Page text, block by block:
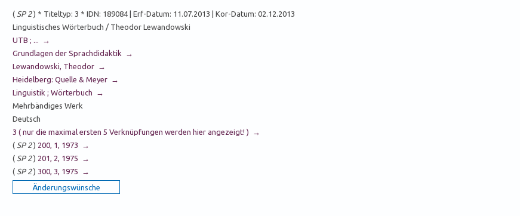
( SP 2) * Titeltyp: 3 * IDN: 189084 | Erf-Datum: 11.07.2013 | Kor-Datum: 02.12.2013
Linguistisches Wörterbuch / Theodor Lewandowski
UTB ; ... →
Grundlagen der Sprachdidaktik →
Lewandowski, Theodor →
Heidelberg: Quelle & Meyer →
Linguistik ; Wörterbuch →
Mehrbändiges Werk
Deutsch
3 ( nur die maximal ersten 5 Verknüpfungen werden hier angezeigt! ) →
( SP 2) 200, 1, 1973 →
( SP 2) 201, 2, 1975 →
( SP 2) 300, 3, 1975 →